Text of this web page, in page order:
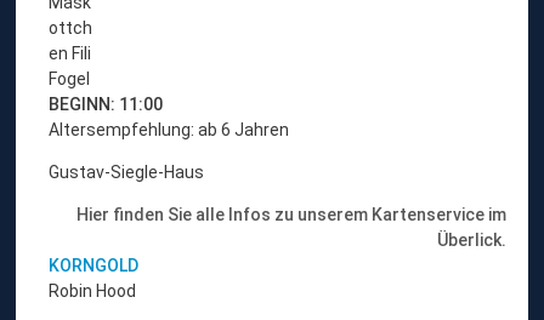
o
t
ü
i
n
BEGINN: 11:00
Altersempfehlung: ab 6 Jahren
Gustav-Siegle-Haus
Hier finden Sie alle Infos zu unserem Kartenservice im
Überlick.
KORNGOLD
Robin Hood